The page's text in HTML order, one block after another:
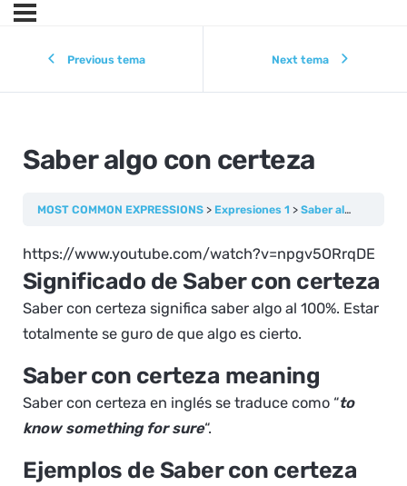
Previous tema Next tema
Saber algo con certeza
MOST COMMON EXPRESSIONS Expresiones 1 Saber algo con certeza
https://www.youtube.com/watch?v=npgv5ORrqDE
Significado de Saber con certeza
Saber con certeza significa saber algo al 100%. Estar
totalmente se guro de que algo es cierto.
Saber con certeza meaning
Saber con certeza en inglés se traduce como “to
know something for sure“.
Ejemplos de Saber con certeza